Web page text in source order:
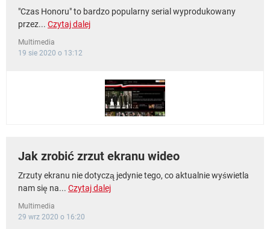
"Czas Honoru" to bardzo popularny serial wyprodukowany
przez... Czytaj dalej
Multimedia
19 sie 2020 o 13:12
Jak zrobić zrzut ekranu wideo
Zrzuty ekranu nie dotyczą jedynie tego, co aktualnie wyświetla
nam się na... Czytaj dalej
Multimedia
29 wrz 2020 o 16:20